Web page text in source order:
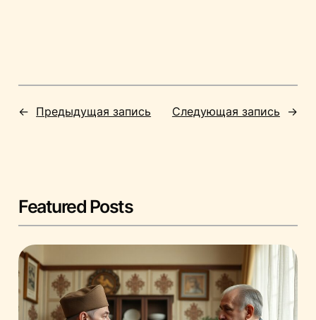
← Предыдущая запись Следующая запись →
Featured Posts